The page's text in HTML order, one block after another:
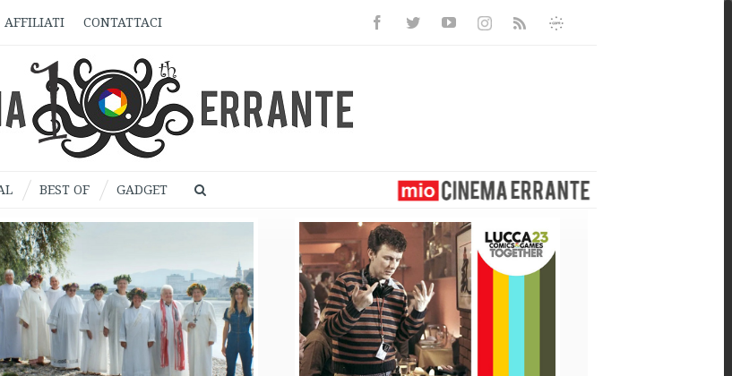
AFFILIATI CONTATTACI FacebookTwitterYoutubeInstagramRss
Informativa
BEST OF GADGET